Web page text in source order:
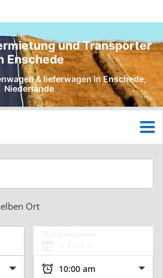
und Transporter
Enschede
& lieferwagen in Enschede,
Niederlande
Ort